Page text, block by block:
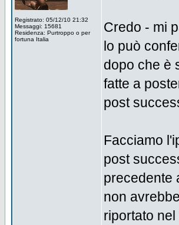
Registrato: 05/12/10 21:32
Messaggi: 15681
Residenza: Purtroppo o per
fortuna Italia
Credo - mi
lo può
dopo che è
fatte a
post
Facciamo
post
precedente
non
riportato nel